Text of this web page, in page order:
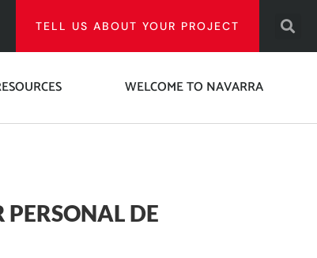
TELL US ABOUT YOUR PROJECT
WELCOME TO NAVARRA
PERSONAL DE